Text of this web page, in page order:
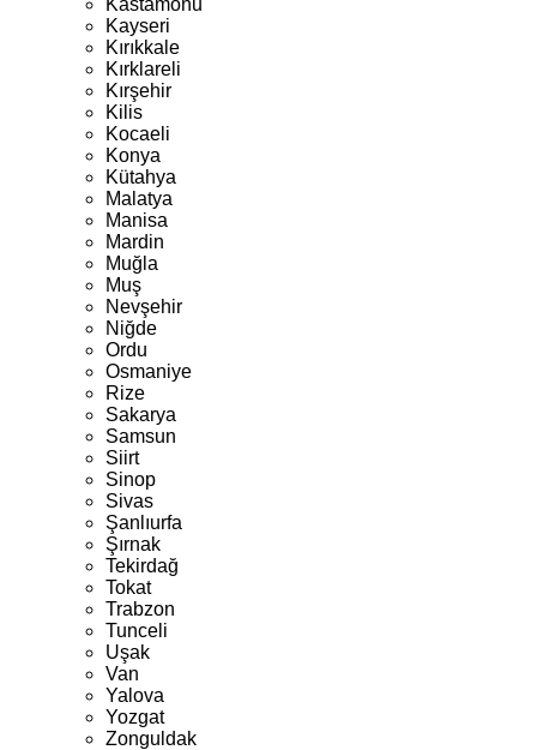
Kastamonu
Kayseri
Kırıkkale
Kırklareli
Kırşehir
Kilis
Kocaeli
Konya
Kütahya
Malatya
Manisa
Mardin
Muğla
Muş
Nevşehir
Niğde
Ordu
Osmaniye
Rize
Sakarya
Samsun
Siirt
Sinop
Sivas
Şanlıurfa
Şırnak
Tekirdağ
Tokat
Trabzon
Tunceli
Uşak
Van
Yalova
Yozgat
Zonguldak